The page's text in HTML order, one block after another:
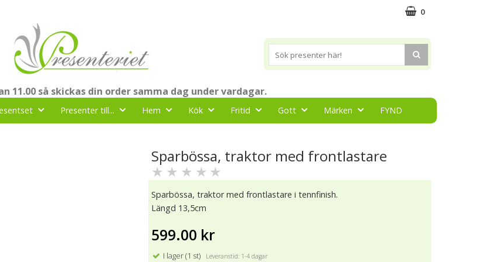
0
11.00 så skickas din order samma dag under vardagar.
Presenter till... Hem Kök Fritid Gott Märken FYND
Sparbössa, traktor med frontlastare
★ ★ ★ ★ ★
Sparbössa, traktor med frontlastare i tennfinish.
Längd 13,5cm
599.00 kr
I lager (1 st) Leveranstid: 1-4 dagar